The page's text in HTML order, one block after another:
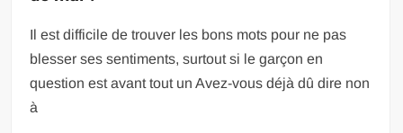
Il est difficile de trouver les bons mots pour ne pas
blesser ses sentiments, surtout si le garçon en
question est avant tout un Avez-vous déjà dû dire non
à